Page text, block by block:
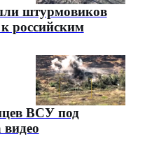
штурмовиков
российским
ВСУ под